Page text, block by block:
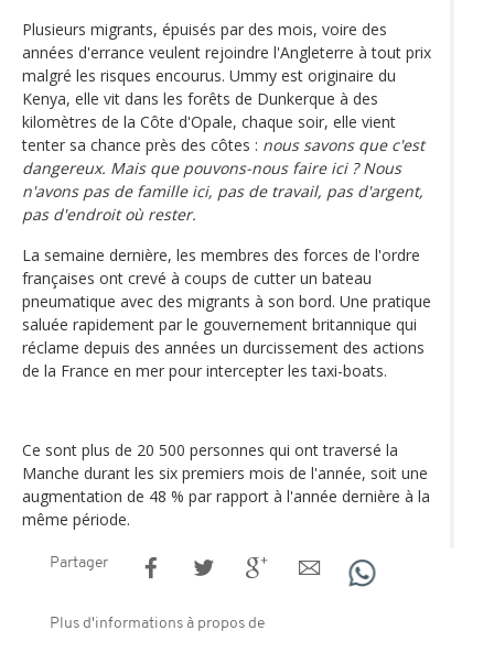
Plusieurs migrants, épuisés par des mois, voire des
années d'errance veulent rejoindre l'Angleterre à tout prix
malgré les risques encourus. Ummy est originaire du
Kenya, elle vit dans les forêts de Dunkerque à des
kilomètres de la Côte d'Opale, chaque soir, elle vient
tenter sa chance près des côtes : nous savons que c'est
dangereux. Mais que pouvons-nous faire ici ? Nous
n'avons pas de famille ici, pas de travail, pas d'argent,
pas d'endroit où rester.
La semaine dernière, les membres des forces de l'ordre
françaises ont crevé à coups de cutter un bateau
pneumatique avec des migrants à son bord. Une pratique
saluée rapidement par le gouvernement britannique qui
réclame depuis des années un durcissement des actions
de la France en mer pour intercepter les taxi-boats.
Ce sont plus de 20 500 personnes qui ont traversé la
Manche durant les six premiers mois de l'année, soit une
augmentation de 48 % par rapport à l'année dernière à la
même période.
Partager
Plus d'informations à propos de